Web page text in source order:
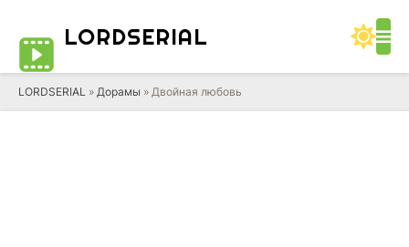
LORDSERIAL
LORDSERIAL » Дорамы » Двойная любовь